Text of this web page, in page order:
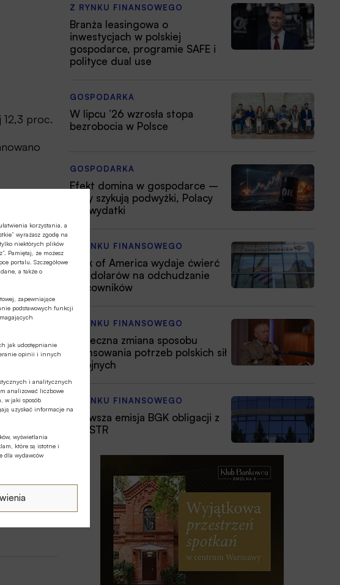
korzystania, a
wyrażasz zgodę na
niektórych plików
Pamiętaj, że możesz
portalu. Szczegółowe
a także o
zapewniające
podstawowych funkcji
jak udostępnianie
opinii i innych
i analitycznych
analizować liczbowe
w jaki sposób
uzyskać informacje na
wyświetlania
które są istotne i
dla wydawców
12,3 proc.
Z RYNKU FINANSOWEGO
Branża leasingowa o
inwestycjach w polskiej
gospodarce, programie SAFE i
polityce dual use
GOSPODARKA
W lipcu ’26 wzrosła stopa
bezrobocia w Polsce
GOSPODARKA
Efekt domina w gospodarce –
firmy szykują podwyżki, Polacy
tną wydatki
Z RYNKU FINANSOWEGO
Bank of America wydaje ćwierć
mld dolarów na odchudzanie
pracowników
Z RYNKU FINANSOWEGO
Konieczna zmiana sposobu
finansowania potrzeb polskich sił
zbrojnych
Z RYNKU FINANSOWEGO
Pierwsza emisja BGK obligacji z
POLSTR